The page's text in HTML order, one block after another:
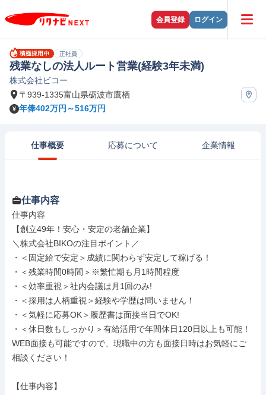
会員登録 ログイン
正社員
残業なしの法人ルート営業(経験3年未満)
株式会社ビコー
〒939-1335富山県砺波市鷹栖
年俸402万円～516万円
仕事概要 応募について 企業情報
仕事内容
仕事内容
【創立49年！安心・安定の老舗企業】
＼株式会社BIKOの注目ポイント／
・＜固定給で安定＞成績に関わらず安定して稼げる！
・＜残業時間0時間＞※繁忙期も月1時間程度
・＜効率重視＞社内会議は月1回のみ!
・＜採用は人柄重視＞経験や学歴は問いません！
・＜気軽に応募OK＞履歴書は面接当日でOK!
・＜休日数もしっかり＞有給活用で年間休日120日以上も可能！
WEB面接も可能ですので、現職中の方も面接日時はお気軽にご
相談ください！
【仕事内容】